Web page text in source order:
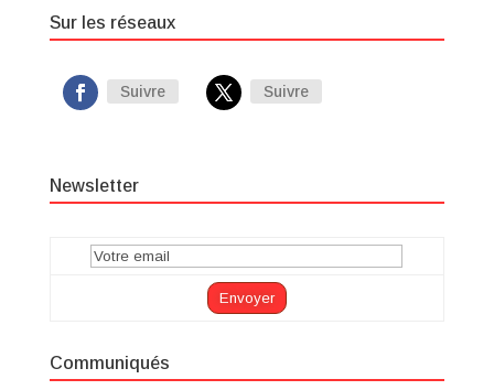
Sur les réseaux
Suivre Suivre
Newsletter
Communiqués